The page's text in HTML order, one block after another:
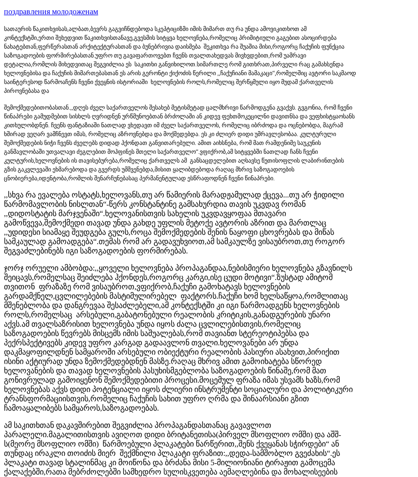
поздравления молодоженам
სათაურის წაკითხვისას,ალბათ,ბევრს გაგვიჩნდებოდა სკეპტიციზმი იმის მიმართ თუ რა უნდა ამოვიკითხოთ ამ
კონტექსტში,ერთი შეხედვით წაკითხვისთანავე,გვესმის სიტყვა ხელოვნება,რომელიც პრიმიტიული გაგებით ასოცირდება
ნახატებთან,ფერწერასთან არქიტექტურასთან და ბუნებრივია დაისმება შეკითხვა რა შუაშია მისი,როგორც ჩაქუჩის ფუნქცია
საზოგადოების ფორმირებასთან.უფრო თუ გავაფართოვებთ ჩვენს თვალთახედვას მივხვდებით,რომ უამრავი
დეტალია,რომლის მიხედვითაც შეგვიძლია ეს საკითხი განვიხილოთ.სიმართლე რომ გითხრათ,პირველი რაც გამახსენდა
ხელოვნებისა და ჩაქუჩის მიმართებასთან ეს არის გერონტი ქიქოძის წერილი ,,ჩაქუჩიანი მამაკაცი“,რომელშიც ავტორი საკმაოდ
საინტერესოდ წარმოაჩენს ჩვენი ქვეყნის ისტორიაში ხელოვნების როლს,რომელიც შერწყმული იყო მუდამ ქართველის
პიროვნებასა და
შემოქმედებითობასთან.,,დღეს ძველ საქართველოს შესახებ მეტისმეტად ცალმხრივი წარმოდგენა გვაქვს. გვგონია, რომ ჩვენი
წინაპრები გამუდმებით სისხლს ღვრიდნენ ურწმუნოებთან ბრძოლაში ან კიდევ ფეხთმოკეცილნი დავითნსა და ვეფხისტყაოსანს
კითხულობდნენ. ჩვენს ფანტაზიაში ნათლად ვხედავთ იმ ძველ საქართველოს, რომელიც იბრძოდა და ოცნებობდა, მაგრამ
ხშირად ვეღარ ვამჩნევთ იმას, რომელიც აზროვნებდა და მოქმედებდა. ეს კი ძლიერ დიდი უმრავლესობაა. კულტურული
შემოქმედების ნიჭი ჩვენს ძველებს დიდად ჰქონდათ განვითარებული. ამით აიხსნება, რომ მათ რამდენიმე საუკუნის
განმავლობაში უთვალავი ძეგლებით მოჰფინეს მთელი საქართველო“.ვფიქრობ,ამ სიტყვებში ნათლად ჩანს ჩვენი
კულტურის,ხელოვნების ის თავისებურება,რომელიც ქართველს ამ განსაცდელებით აღსავსე წუთისოფლის ლაბირინთების
გზის გაკვლევაში ეხმარებოდა და გვერდს უმშვენებდა,მისით ყალიბდებოდა რაღაც მხრივ საზოგადოების
ცნობიერება,იდენტობა,რომლის შენარჩუნებასაც პერმანენტულად ესწრაფოდნენ ჩვენი წინაპრები.
,,სხვა რა ევალება ოსტატს,ხელოვანს,თუ არ წამიერის მარადჟამულად ქცევა...თუ არ ჭიდილი
წარმომავლობის ნისლთან“-წერს კონსტანტინე გამსახურდია თავის უკვდავ რომან
,,დიდოსტატის მარჯვენაში“.ხელოვანისთვის სახელის უკვდავყოფაა მთავარი
გამოწვევა,შემოქმედი თავად უნდა გახდე უფლის მეტოქე ავტორის აზრით და მართლაც
,,უდიდესი სიამაყე შეუდგება გულს,როცა შემოქმედების შენის ნაყოფი ცხოვრებას და მიწას
სამკაულად გამოადგება“.თემას რომ არ გადავუხვიოთ,ამ სამკაულზე ვისაუბროთ,თუ როგორ
შეგვაძლებინებს იგი საზოგადოების ფორმირებას.
ჯორჯ ორუელი ამბობდა:,,ყოველი ხელოვნება პროპაგანდაა,ნებისმიერი ხელოვნება გზავნილს
შეიცავს,რომელსაც შეიძლება ჰქონდეს,როგორც კარგი,ისე ცუდი მოტივი“.ზუსტად ამიტომ
თვითონ ფრაზაზე რომ ვისაუბროთ,ვფიქრობ,ჩაქუჩი გამოხატავს ხელოვნების
გარდამქნელ,ცვლილებების მასტიმულირებელ ფაქტორს.ჩაქუჩი ხომ ხელსაწყოა,რომლითაც
მშენებლობა და დანგრევაა შესაძლებელი,ამ კონტექსტში კი იგი წარმოადგენს ხელოვნების
როლს,რომელსაც არსებული,გაბატონებული რეალობის კრიტიკის,განადგურების უნარი
აქვს.ამ თვალსაზრისით ხელოვნება უნდა იყოს ძალა ცვლილებისთვის,რომელიც
საზოგადოების წევრებს მისცემს იმის საშუალებას,რომ თავიანთ სტერეოტიპებსა და
პექრსპექტივებს კიდევ უფრო კარგად გადაავლონ თვალი.ხელოვანები არ უნდა
დაკმაყოფილდნენ სამყაროში არსებული ობიექტური რეალობის პასიური ასახვით,პირიქით
ისინი აქტიურად უნდა ზემოქმედებდნენ მასზე.რაღაც მხრივ ამით გამოიხატება სწორედ
ხელოვანების და თავად ხელოვნების პასუხისმგებლობა საზოგადოების წინაშე,რომ მათ
გონივრულად გამოიყენონ შემოქმედებითი პროცესი.მოცემულ ფრაზა იმას უსვამს ხაზს,რომ
ხელოვნებას აქვს დიდი პოტენციალი იყოს ძლიერი ინსტრუმენტი სოციალური და პოლიტიკური
ტრანსფორმაციისთვის,რომელიც ჩაქუჩის სახით უფრო ღრმა და შინაარსიანი გზით
ჩამოაყალიბებს სამყაროს,საზოგადოებას.
ამ საკითხთან დაკავშირებით შეგვიძლია პროპაგანდასთანაც გავავლოთ
პარალელი.მაგალითისთვის ავიღოთ დიდი ბრიტანეთისა(პირველ მსოფლიო ომში) და აშშ-
ს(მეორე მსოფლიო ომში) წარმოებული პლაკატები წარწერით,,შენს ქვეყანას სჭირდები“ ან
თუნდაც ირაკლი თოიძის მიერ შექმნილი პლაკატი ფრაზით:,,დედა-სამშობლო გვეძახის“.ეს
პლაკატი თავად სტალინმაც კი მოიწონა და ბრძანა მისი 5-მილიონიანი ტირაჟით გამოცემა
ქალაქებში,რათა მებრძოლებში სამხედრო სულისკვეთება აემაღლებინა და მოხალისეების